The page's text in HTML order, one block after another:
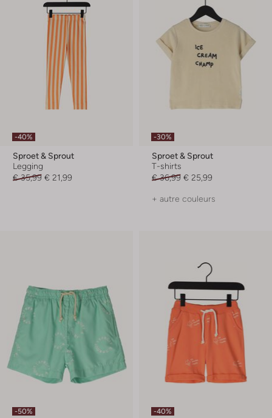
-40%
Sproet & Sprout
Legging
€ 35,99 € 21,99
-30%
Sproet & Sprout
T-shirts
€ 36,99 € 25,99
+ autre couleurs
-50% -40%